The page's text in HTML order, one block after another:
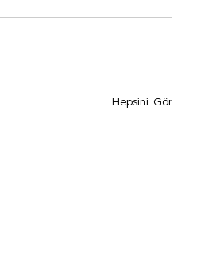
Hepsini Gör